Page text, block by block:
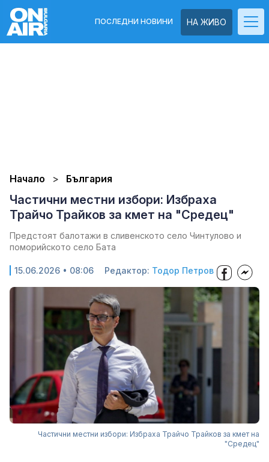
НА ЖИВО
ПОСЛЕДНИ НОВИНИ
Начало България
Частични местни избори: Избраха
Трайчо Трайков за кмет на "Средец"
Предстоят балотажи в сливенското село Чинтулово и
поморийското село Бата
15.06.2026 • 08:06 Редактор: Тодор Петров
Частични местни избори: Избраха Трайчо Трайков за кмет на
"Средец"